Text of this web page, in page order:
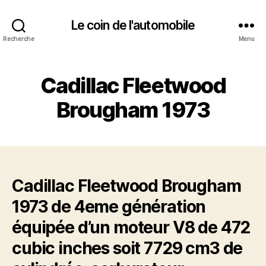
Recherche
Le coin de l'automobile
Menu
Cadillac Fleetwood
Brougham 1973
Cadillac Fleetwood Brougham
1973 de 4eme génération
équipée d’un moteur V8 de 472
cubic inches soit 7729 cm3 de